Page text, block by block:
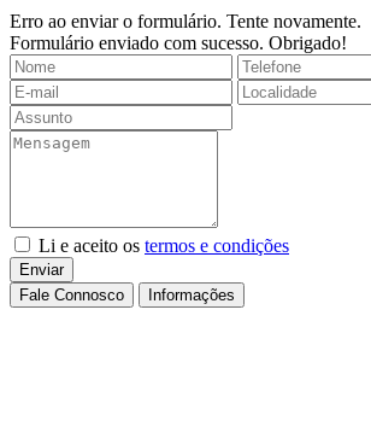
Erro ao enviar o formulário. Tente novamente.
Formulário enviado com sucesso. Obrigado!
Li e aceito os termos e condições
Enviar
Fale Connosco
Informações